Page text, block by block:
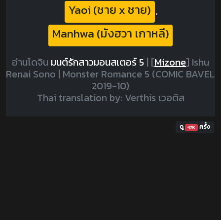
Yaoi (ชาย x ชาย) ,
Manhwa (มังฮวา เกาหลี)
อ่านโดจิน มนต์รักสาวมอนสเตอร์ 5 | [Mizone] Ishu
Renai Sono | Monster Romance 5 (COMIC BAVEL
2019-10)
Thai translation by: Verthis เวอติส
ดู 47K ครั้ง